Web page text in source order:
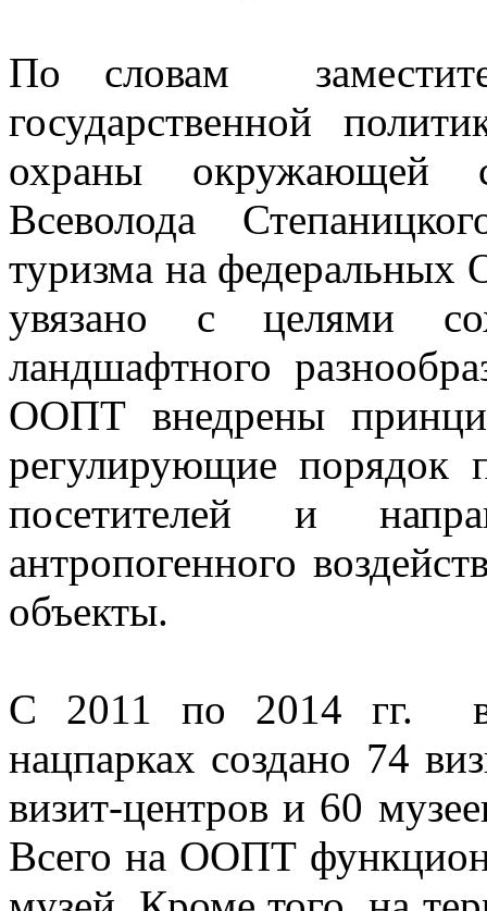
По словам
государственной
охраны окружающей
Всеволода
туризма на
увязано с целями
ландшафтного
ООПТ внедрены
регулирующие порядок
посетителей и
антропогенного
объекты.
С 2011 по 2014 гг. в
нацпарках создано 74
визит-центров и 60
Всего на ООПТ